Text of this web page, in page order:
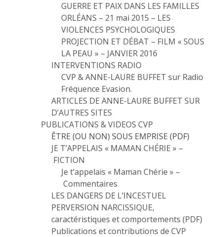
GUERRE ET PAIX DANS LES FAMILLES
ORLÉANS – 21 mai 2015 – LES
VIOLENCES PSYCHOLOGIQUES
PROJECTION ET DÉBAT – FILM « SOUS
LA PEAU » – JANVIER 2016
INTERVENTIONS RADIO
CVP & ANNE-LAURE BUFFET sur Radio
Fréquence Evasion.
ARTICLES DE ANNE-LAURE BUFFET SUR
D’AUTRES SITES
PUBLICATIONS & VIDEOS CVP
ÊTRE (OU NON) SOUS EMPRISE (PDF)
JE T’APPELAIS « MAMAN CHÉRIE » –
FICTION
Je t’appelais « Maman Chérie » –
Commentaires
LES DANGERS DE L’INCESTUEL
PERVERSION NARCISSIQUE,
caractéristiques et comportements (PDF)
Publications et contributions de CVP